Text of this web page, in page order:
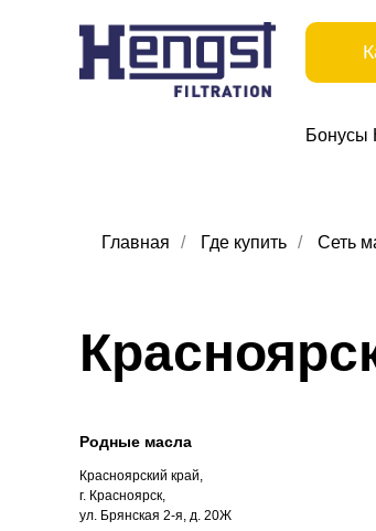
Бонусы
Главная / Где купить / Сеть
Родные масла
Красноярский край,
г. Красноярск,
ул. Брянская 2-я, д. 20Ж